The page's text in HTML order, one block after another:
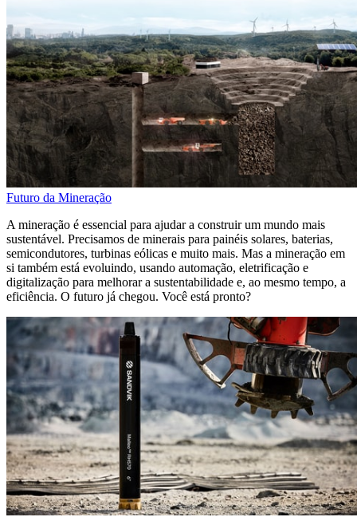
Futuro da Mineração
A mineração é essencial para ajudar a construir um mundo mais
sustentável. Precisamos de minerais para painéis solares, baterias,
semicondutores, turbinas eólicas e muito mais. Mas a mineração em
si também está evoluindo, usando automação, eletrificação e
digitalização para melhorar a sustentabilidade e, ao mesmo tempo, a
eficiência. O futuro já chegou. Você está pronto?